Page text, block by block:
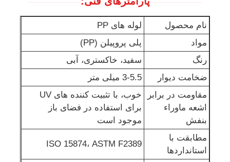
نام محصول
لوله های PP
مواد
پلی پروپیلن (PP)
رنگ
سفید، خاکستری، آبی
ضخامت دیوار
3-5.5 میلی متر
مقاومت در برابر
اشعه ماوراء
بنفش
خوب، با تثبیت کننده های UV
برای استفاده در فضای باز
موجود است
مطابقت با
استانداردها
ISO 15874، ASTM F2389